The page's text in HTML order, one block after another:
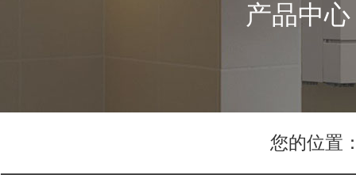
产品中心
您的位置